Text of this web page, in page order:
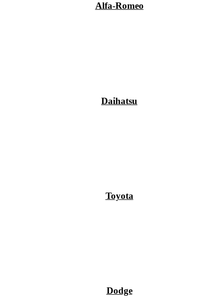
Alfa-Romeo
Daihatsu
Toyota
Dodge